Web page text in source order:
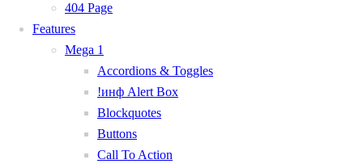
404 Page
Features
Mega 1
Accordions & Toggles
!инф Alert Box
Blockquotes
Buttons
Call To Action